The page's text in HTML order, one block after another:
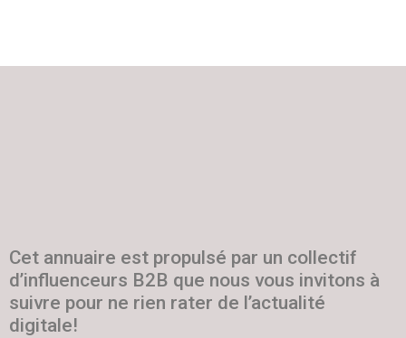
Cet annuaire est propulsé par un collectif
d’influenceurs B2B que nous vous invitons à
suivre pour ne rien rater de l’actualité
digitale!